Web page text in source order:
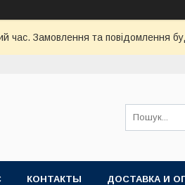
час. Замовлення та повідомлення
КОНТАКТЫ ДОСТАВКА И